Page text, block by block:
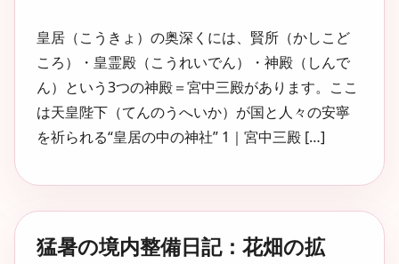
皇居（こうきょ）の奥深くには、賢所（かしこど
ころ）・皇霊殿（こうれいでん）・神殿（しんで
ん）という3つの神殿＝宮中三殿があります。ここ
は天皇陛下（てんのうへいか）が国と人々の安寧
を祈られる“皇居の中の神社” 1｜宮中三殿 […]
猛暑の境内整備日記：花畑の拡